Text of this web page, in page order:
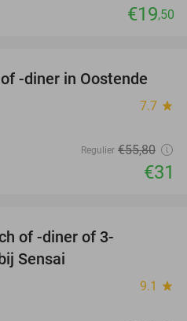
€19,50
44%
-diner in Oostende
7.7 star
Regulier €55,80
€31
of -diner of 3-
Sensai
9.1 star